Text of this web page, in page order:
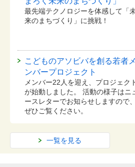
一覧を見る
最先端テクノロジーを体感して「
来のまちづくり」に挑戦！
こどものアソビバを創る若者メ
ンバープロジェクト
メンバー22人を迎え、プロジェク
が始動しました。 活動の様子はニ
ースレターでお知らせしますので、
ぜひご覧ください。